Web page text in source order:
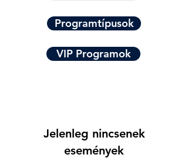
Programtípusok
VIP Programok
Jelenleg nincsenek
események